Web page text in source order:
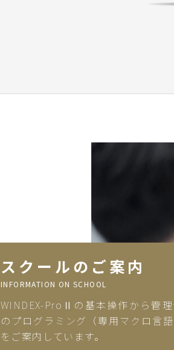
スクールのご案内
INFORMATION ON SCHOOL
WINDEX-ProⅡの基本操作から管
のプログラミング（専用マクロ言
をご案内しています。